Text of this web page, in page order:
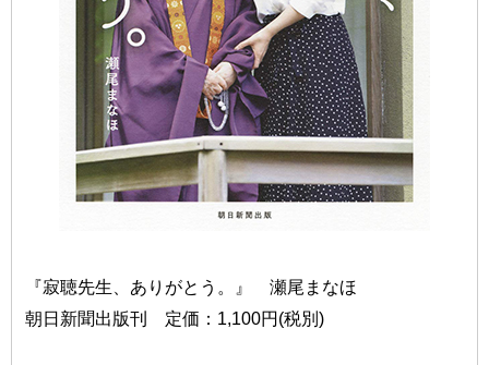
『寂聴先生、ありがとう。』 瀬尾まなほ
朝日新聞出版刊 定価：1,100円(税別)